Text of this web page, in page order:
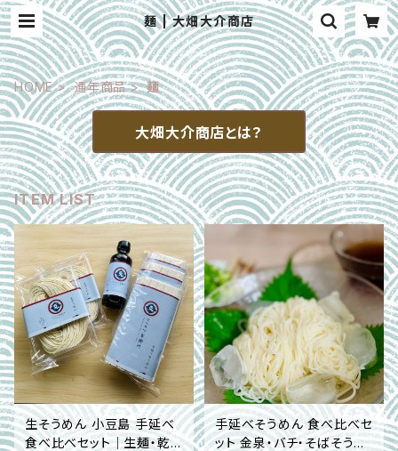
麺 | 大畑大介商店
HOME 通年商品 麺
大畑大介商店とは？
ITEM LIST
生そうめん 小豆島 手延べ
食べ比べセット｜生麺・乾
手延べそうめん 食べ比べセ
ット 金泉・バチ・そばそうめ